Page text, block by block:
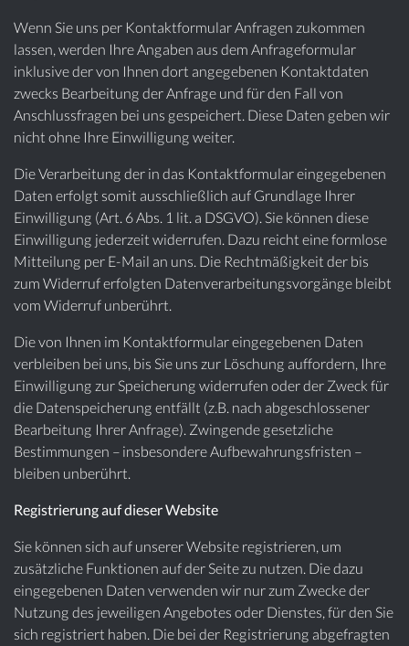
Wenn Sie uns per Kontaktformular Anfragen zukommen
lassen, werden Ihre Angaben aus dem Anfrageformular
inklusive der von Ihnen dort angegebenen Kontaktdaten
zwecks Bearbeitung der Anfrage und für den Fall von
Anschlussfragen bei uns gespeichert. Diese Daten geben wir
nicht ohne Ihre Einwilligung weiter.
Die Verarbeitung der in das Kontaktformular eingegebenen
Daten erfolgt somit ausschließlich auf Grundlage Ihrer
Einwilligung (Art. 6 Abs. 1 lit. a DSGVO). Sie können diese
Einwilligung jederzeit widerrufen. Dazu reicht eine formlose
Mitteilung per E-Mail an uns. Die Rechtmäßigkeit der bis
zum Widerruf erfolgten Datenverarbeitungsvorgänge bleibt
vom Widerruf unberührt.
Die von Ihnen im Kontaktformular eingegebenen Daten
verbleiben bei uns, bis Sie uns zur Löschung auffordern, Ihre
Einwilligung zur Speicherung widerrufen oder der Zweck für
die Datenspeicherung entfällt (z.B. nach abgeschlossener
Bearbeitung Ihrer Anfrage). Zwingende gesetzliche
Bestimmungen – insbesondere Aufbewahrungsfristen –
bleiben unberührt.
Registrierung auf dieser Website
Sie können sich auf unserer Website registrieren, um
zusätzliche Funktionen auf der Seite zu nutzen. Die dazu
eingegebenen Daten verwenden wir nur zum Zwecke der
Nutzung des jeweiligen Angebotes oder Dienstes, für den Sie
sich registriert haben. Die bei der Registrierung abgefragten